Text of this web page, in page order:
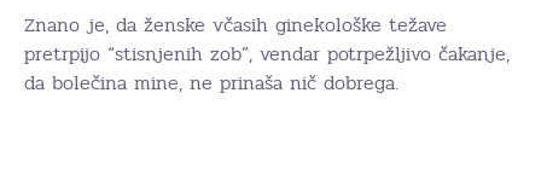
Znano je, da ženske včasih ginekološke težave
pretrpijo “stisnjenih zob”, vendar potrpežljivo čakanje,
da bolečina mine, ne prinaša nič dobrega.